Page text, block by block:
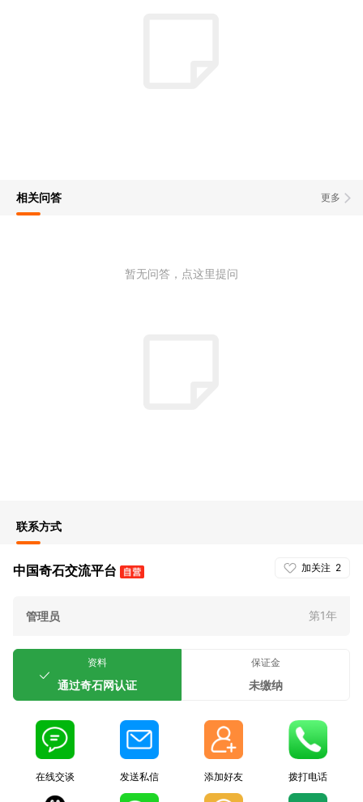
更多
相关问答
暂无问答，点这里提问
联系方式
加关注 2
中国奇石交流平台
管理员 第1年
资料
通过奇石网认证
保证金
未缴纳
在线交谈 发送私信 添加好友 拨打电话